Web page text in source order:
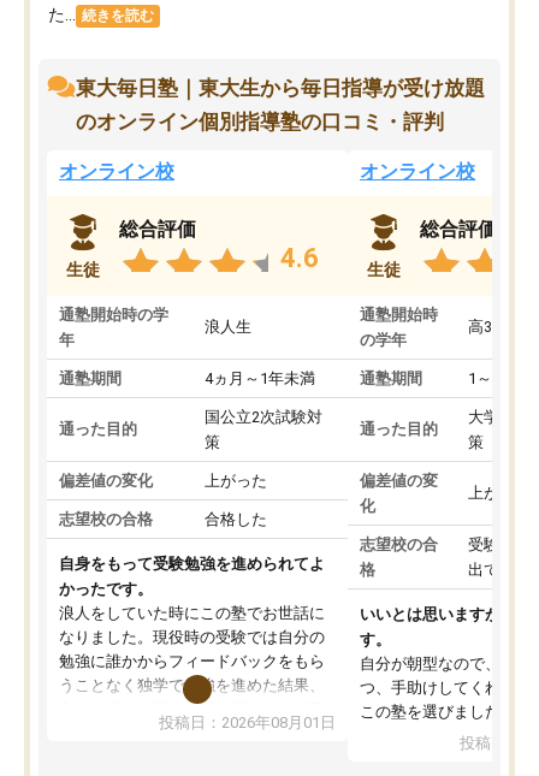
た...
続きを読む
東大毎日塾｜東大生から毎日指導が受け放題
のオンライン個別指導塾の口コミ・評判
オンライン校
生徒
総合評価
4.6
通塾開始時の学
年
浪人生
通塾期間 4ヵ月～1年未満
通った目的
国公立2次試験対
策
偏差値の変化 上がった
志望校の合格 合格した
自身をもって受験勉強を進められてよ
かったです。
浪人をしていた時にこの塾でお世話に
なりました。現役時の受験では自分の
勉強に誰かからフィードバックをもら
うことなく独学で勉強を進めた結果、
入試本番に地歴の学習が間に合わず不
合格となってしまいました。その経験
投稿日：2026年08月01日
オンライン校
生徒
総合評価
通塾開始時
の学年
高3
通塾期間 1～3ヵ月
通った目的
大学入学
策
偏差値の変
化
上がった
志望校の合
格
受験して
出ていな
いいとは思いますが、料
す。
自分が朝型なので、自習
つ、手助けしてくれる設
この塾を選びました。
投稿日：